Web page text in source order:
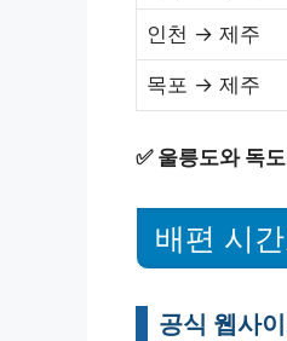
인천 → 제주
목포 → 제주
✅ 울릉도와 독
배편 시
공식 웹사